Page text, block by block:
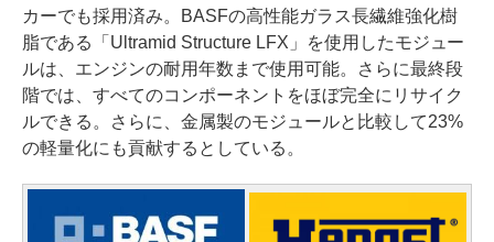
カーでも採用済み。BASFの高性能ガラス長繊維強化樹
脂である「Ultramid Structure LFX」を使用したモジュー
ルは、エンジンの耐用年数まで使用可能。さらに最終段
階では、すべてのコンポーネントをほぼ完全にリサイク
ルできる。さらに、金属製のモジュールと比較して23%
の軽量化にも貢献するとしている。